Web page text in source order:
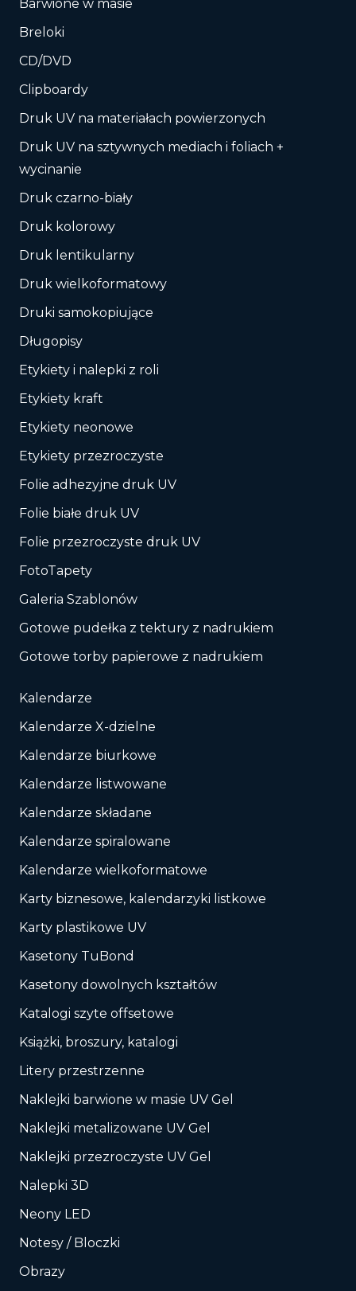
Barwione w masie
Breloki
CD/DVD
Clipboardy
Druk UV na materiałach powierzonych
Druk UV na sztywnych mediach i foliach +
wycinanie
Druk czarno-biały
Druk kolorowy
Druk lentikularny
Druk wielkoformatowy
Druki samokopiujące
Długopisy
Etykiety i nalepki z roli
Etykiety kraft
Etykiety neonowe
Etykiety przezroczyste
Folie adhezyjne druk UV
Folie białe druk UV
Folie przezroczyste druk UV
FotoTapety
Galeria Szablonów
Gotowe pudełka z tektury z nadrukiem
Gotowe torby papierowe z nadrukiem
Kalendarze
Kalendarze X-dzielne
Kalendarze biurkowe
Kalendarze listwowane
Kalendarze składane
Kalendarze spiralowane
Kalendarze wielkoformatowe
Karty biznesowe, kalendarzyki listkowe
Karty plastikowe UV
Kasetony TuBond
Kasetony dowolnych kształtów
Katalogi szyte offsetowe
Książki, broszury, katalogi
Litery przestrzenne
Naklejki barwione w masie UV Gel
Naklejki metalizowane UV Gel
Naklejki przezroczyste UV Gel
Nalepki 3D
Neony LED
Notesy / Bloczki
Obrazy